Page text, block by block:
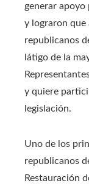
generar apoyo
y lograron que
republicanos
látigo de la
y quiere
legislación.
Uno de los
republicanos
Restauración